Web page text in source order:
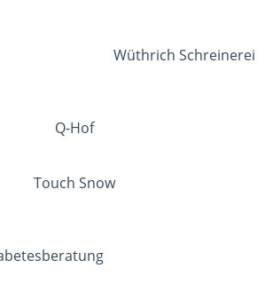
Wüthrich Schreinerei
Q-Hof
Touch Snow